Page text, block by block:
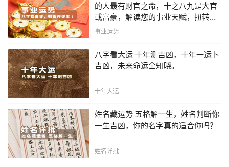
的人最有财官之命，十之八九是大官
或富豪，解读您的事业天赋，扭转当
下不利困局！！
事业运势
八字看大运 十年测吉凶，十年一运卜
吉凶，未来命运全知晓。
十年大运
姓名藏运势 五格解一生，姓名判断你
一生吉凶，你的名字真的适合你吗？
姓名详批